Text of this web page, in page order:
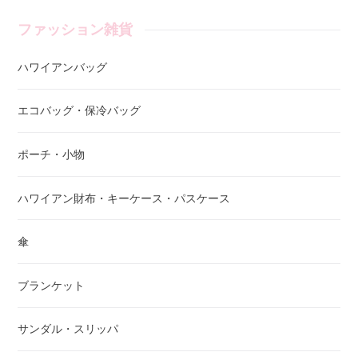
ファッション雑貨
ハワイアンバッグ
エコバッグ・保冷バッグ
ポーチ・小物
ハワイアン財布・キーケース・パスケース
傘
ブランケット
サンダル・スリッパ